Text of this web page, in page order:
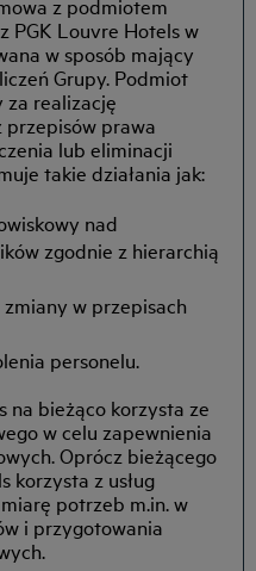
z podmiotem
PGK Louvre Hotels w
w sposób mający
Grupy. Podmiot
realizację
prawa
lub eliminacji
takie działania jak:
nad
zgodnie z hierarchią
w przepisach
personelu.
na bieżąco korzysta ze
w celu zapewnienia
Oprócz bieżącego
korzysta z usług
potrzeb m.in. w
i przygotowania